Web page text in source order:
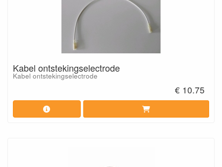
Kabel ontstekingselectrode
Kabel ontstekingselectrode
€ 10.75